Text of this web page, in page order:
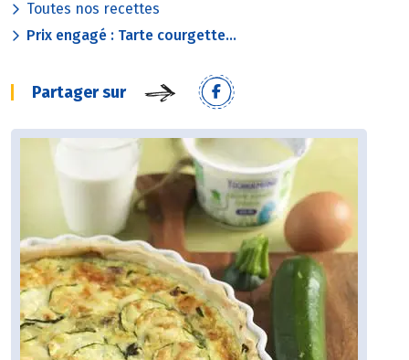
Toutes nos recettes
Prix engagé : Tarte courgette...
Partager sur